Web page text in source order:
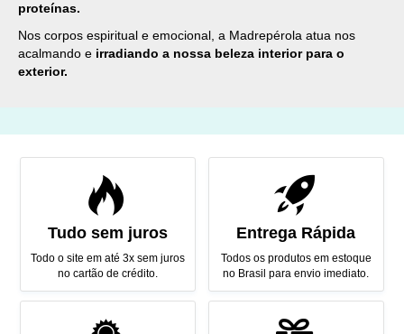
proteínas.
Nos corpos espiritual e emocional, a Madrepérola atua nos
acalmando e irradiando a nossa beleza interior para o
exterior.
Tudo sem juros
Todo o site em até 3x sem juros
no cartão de crédito.
Entrega Rápida
Todos os produtos em estoque
no Brasil para envio imediato.